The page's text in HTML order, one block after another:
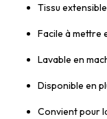
Tissu
Facile à mettre
Lavable en
Disponible en
Convient pour